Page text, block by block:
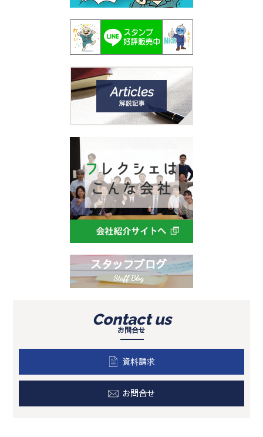
Contact us
お問合せ
資料請求
お問合せ